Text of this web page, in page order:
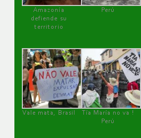
Amazonía
defiende su
territorio
Perú
Vale mata, Brasil
Tía María no va !
Perú